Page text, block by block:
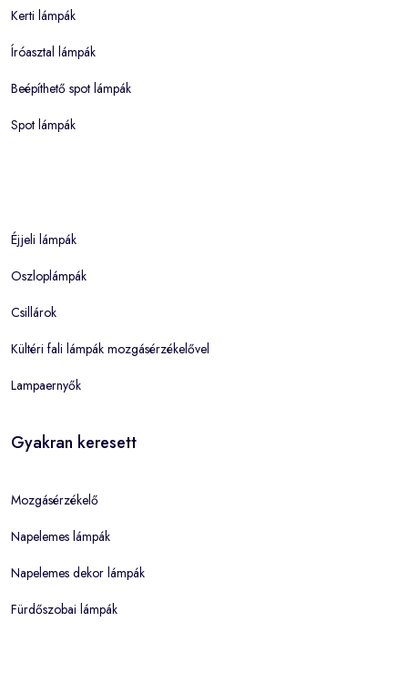
Kerti lámpák
Íróasztal lámpák
Beépíthető spot lámpák
Spot lámpák
Éjjeli lámpák
Oszloplámpák
Csillárok
Kültéri fali lámpák mozgásérzékelővel
Lampaernyők
Gyakran keresett
Mozgásérzékelő
Napelemes lámpák
Napelemes dekor lámpák
Fürdőszobai lámpák